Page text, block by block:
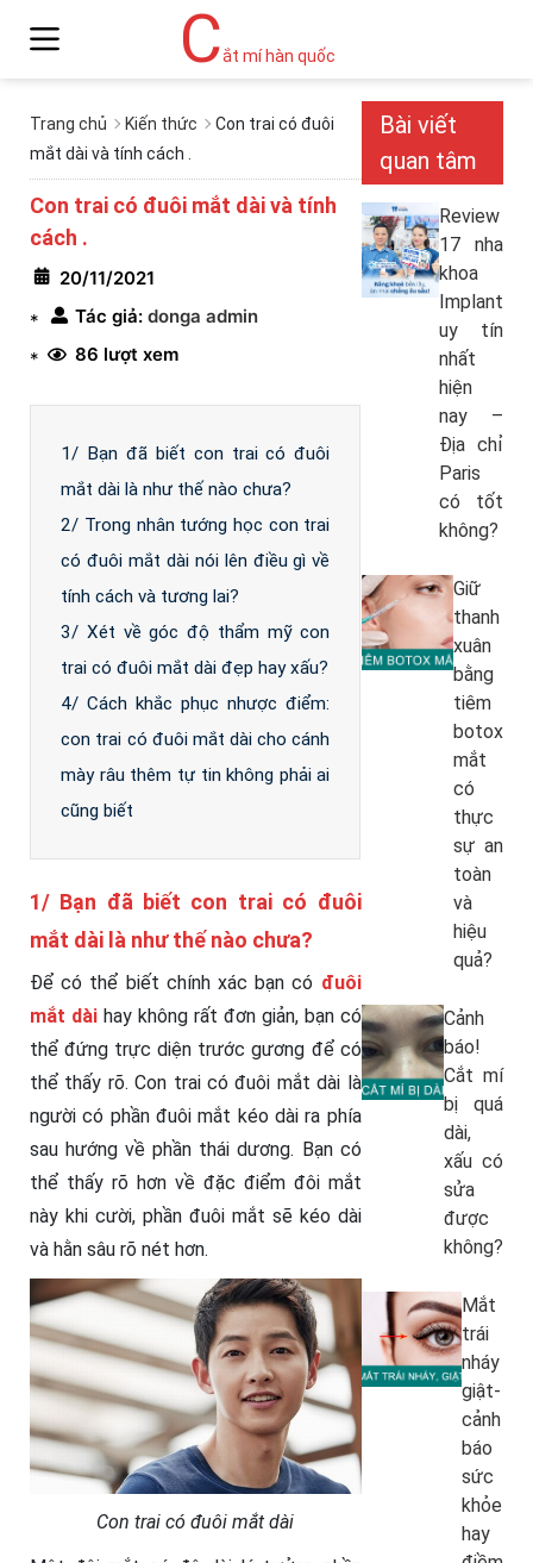
Cắt mí hàn quốc
Trang chủ Kiến thức
Con trai có đuôi
mắt dài và tính cách .
Con trai có đuôi mắt dài và tính
cách .
20/11/2021
*
Tác giả: donga admin
*
86 lượt xem
1/ Bạn đã biết con trai có đuôi
mắt dài là như thế nào chưa?
2/ Trong nhân tướng học con trai
có đuôi mắt dài nói lên điều gì về
tính cách và tương lai?
3/ Xét về góc độ thẩm mỹ con
trai có đuôi mắt dài đẹp hay xấu?
4/ Cách khắc phục nhược điểm:
con trai có đuôi mắt dài cho cánh
mày râu thêm tự tin không phải ai
cũng biết
1/ Bạn đã biết con trai có đuôi
mắt dài là như thế nào chưa?
Để có thể biết chính xác bạn có đuôi
mắt dàihay không rất đơn giản, bạn có
thể đứng trực diện trước gương để có
thể thấy rõ. Con trai có đuôi mắt dài là
người có phần đuôi mắt kéo dài ra phía
sau hướng về phần thái dương. Bạn có
thể thấy rõ hơn về đặc điểm đôi mắt
này khi cười, phần đuôi mắt sẽ kéo dài
và hằn sâu rõ nét hơn.
Con trai có đuôi mắt dài
Bài viết
quan tâm
Review
17 nha
khoa
Implant
uy tín
nhất
hiện
nay –
Địa chỉ
Paris
có tốt
không?
Giữ
thanh
xuân
bằng
tiêm
botox
mắt
có
thực
sự an
toàn
và
hiệu
quả?
Cảnh
báo!
Cắt mí
bị quá
dài,
xấu có
sửa
được
không?
Mắt
trái
nháy
giật-
cảnh
báo
sức
khỏe
hay